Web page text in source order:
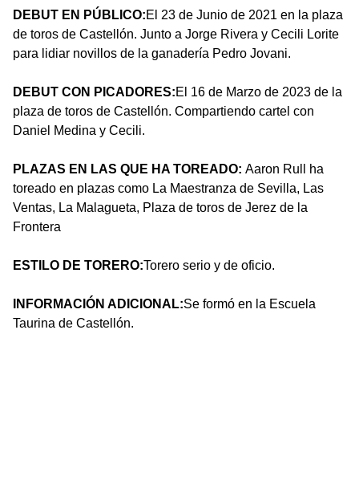
DEBUT EN PÚBLICO:El 23 de Junio de 2021 en la plaza
de toros de Castellón. Junto a Jorge Rivera y Cecili Lorite
para lidiar novillos de la ganadería Pedro Jovani.
DEBUT CON PICADORES:El 16 de Marzo de 2023 de la
plaza de toros de Castellón. Compartiendo cartel con
Daniel Medina y Cecili.
PLAZAS EN LAS QUE HA TOREADO: Aaron Rull ha
toreado en plazas como La Maestranza de Sevilla, Las
Ventas, La Malagueta, Plaza de toros de Jerez de la
Frontera
ESTILO DE TORERO:Torero serio y de oficio.
INFORMACIÓN ADICIONAL:Se formó en la Escuela
Taurina de Castellón.